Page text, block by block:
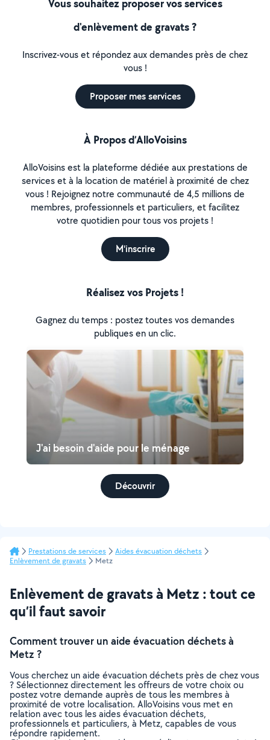
Vous souhaitez proposer vos services
d'enlèvement de gravats ?
Inscrivez-vous et répondez aux demandes près de chez
vous !
Proposer mes services
À Propos d’AlloVoisins
AlloVoisins est la plateforme dédiée aux prestations de
services et à la location de matériel à proximité de chez
vous ! Rejoignez notre communauté de 4,5 millions de
membres, professionnels et particuliers, et facilitez
votre quotidien pour tous vos projets !
M'inscrire
Réalisez vos Projets !
Gagnez du temps : postez toutes vos demandes
publiques en un clic.
J'ai besoin d'aide pour le ménage
Découvrir
Prestations de services
Aides évacuation déchets
Enlèvement de gravats
Metz
Enlèvement de gravats à Metz : tout ce
qu’il faut savoir
Comment trouver un aide évacuation déchets à
Metz ?
Vous cherchez un aide évacuation déchets près de chez vous
? Sélectionnez directement les offreurs de votre choix ou
postez votre demande auprès de tous les membres à
proximité de votre localisation. AlloVoisins vous met en
relation avec tous les aides évacuation déchets,
professionnels et particuliers, à Metz, capables de vous
répondre rapidement.